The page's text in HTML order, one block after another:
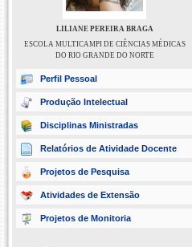
LILIANE PEREIRA BRAGA
ESCOLA MULTICAMPI DE CIÊNCIAS MÉDICAS
DO RIO GRANDE DO NORTE
Perfil Pessoal
Produção Intelectual
Disciplinas Ministradas
Relatórios de Atividade Docente
Projetos de Pesquisa
Atividades de Extensão
Projetos de Monitoria